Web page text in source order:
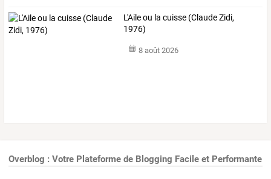
L'Aile ou la cuisse (Claude Zidi,
1976)
8 août 2026
Overblog : Votre Plateforme de Blogging Facile et Performante